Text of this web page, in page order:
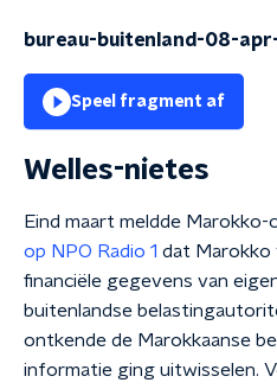
bureau-buitenland-08-
Speel fragment af
Welles-nietes
Eind maart meldde
op NPO Radio 1 dat Marokko
financiële gegevens van
buitenlandse
ontkende de Marokkaanse
informatie ging uitwisselen.